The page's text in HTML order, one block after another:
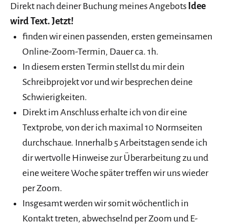
Direkt nach deiner Buchung meines Angebots Idee
wird Text. Jetzt!
finden wir einen passenden, ersten gemeinsamen
Online-Zoom-Termin, Dauer ca. 1h.
In diesem ersten Termin stellst du mir dein
Schreibprojekt vor und wir besprechen deine
Schwierigkeiten.
Direkt im Anschluss erhalte ich von dir eine
Textprobe, von der ich maximal 10 Normseiten
durchschaue. Innerhalb 5 Arbeitstagen sende ich
dir wertvolle Hinweise zur Überarbeitung zu und
eine weitere Woche später treffen wir uns wieder
per Zoom.
Insgesamt werden wir somit wöchentlich in
Kontakt treten, abwechselnd per Zoom und E-